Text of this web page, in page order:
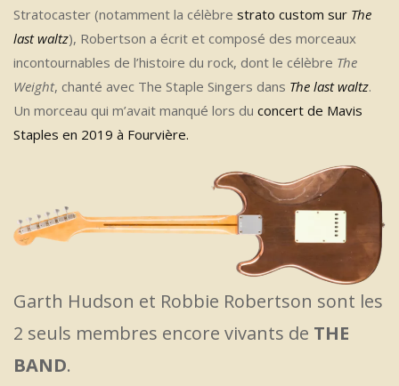
Stratocaster (notamment la célèbre strato custom sur The
last waltz), Robertson a écrit et composé des morceaux
incontournables de l’histoire du rock, dont le célèbre The
Weight, chanté avec The Staple Singers dans The last waltz.
Un morceau qui m’avait manqué lors du concert de Mavis
Staples en 2019 à Fourvière.
Garth Hudson et Robbie Robertson sont les
2 seuls membres encore vivants de THE
BAND.